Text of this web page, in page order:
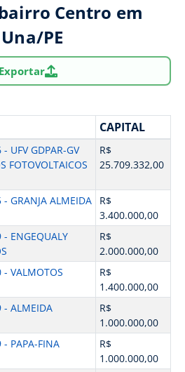
Centro em
PE
Exportar
CAPITAL
UFV GDPAR-GV
FOTOVOLTAICOS
R$
25.709.332,00
GRANJA ALMEIDA
R$
3.400.000,00
ENGEQUALY
R$
2.000.000,00
VALMOTOS
R$
1.400.000,00
ALMEIDA
R$
1.000.000,00
PAPA-FINA
R$
1.000.000,00